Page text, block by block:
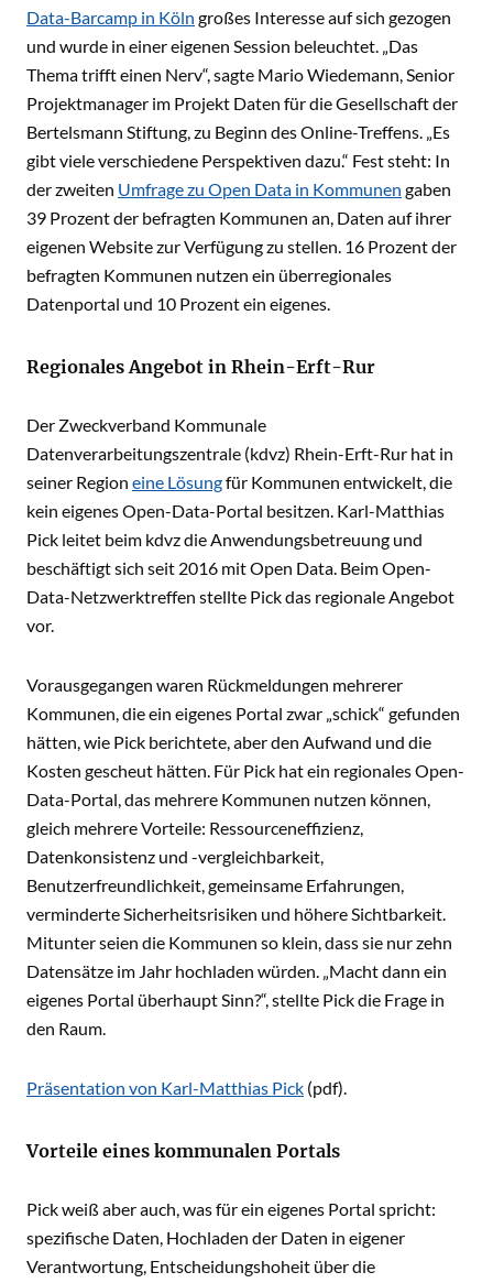
Data-Barcamp in Köln großes Interesse auf sich gezogen
und wurde in einer eigenen Session beleuchtet. „Das
Thema trifft einen Nerv“, sagte Mario Wiedemann, Senior
Projektmanager im Projekt Daten für die Gesellschaft der
Bertelsmann Stiftung, zu Beginn des Online-Treffens. „Es
gibt viele verschiedene Perspektiven dazu.“ Fest steht: In
der zweiten Umfrage zu Open Data in Kommunen gaben
39 Prozent der befragten Kommunen an, Daten auf ihrer
eigenen Website zur Verfügung zu stellen. 16 Prozent der
befragten Kommunen nutzen ein überregionales
Datenportal und 10 Prozent ein eigenes.
Regionales Angebot in Rhein-Erft-Rur
Der Zweckverband Kommunale
Datenverarbeitungszentrale (kdvz) Rhein-Erft-Rur hat in
seiner Region eine Lösungfür Kommunen entwickelt, die
kein eigenes Open-Data-Portal besitzen. Karl-Matthias
Pick leitet beim kdvz die Anwendungsbetreuung und
beschäftigt sich seit 2016 mit Open Data. Beim Open-
Data-Netzwerktreffen stellte Pick das regionale Angebot
vor.
Vorausgegangen waren Rückmeldungen mehrerer
Kommunen, die ein eigenes Portal zwar „schick“ gefunden
hätten, wie Pick berichtete, aber den Aufwand und die
Kosten gescheut hätten. Für Pick hat ein regionales Open-
Data-Portal, das mehrere Kommunen nutzen können,
gleich mehrere Vorteile: Ressourceneffizienz,
Datenkonsistenz und -vergleichbarkeit,
Benutzerfreundlichkeit, gemeinsame Erfahrungen,
verminderte Sicherheitsrisiken und höhere Sichtbarkeit.
Mitunter seien die Kommunen so klein, dass sie nur zehn
Datensätze im Jahr hochladen würden. „Macht dann ein
eigenes Portal überhaupt Sinn?“, stellte Pick die Frage in
den Raum.
Präsentation von Karl-Matthias Pick (pdf).
Vorteile eines kommunalen Portals
Pick weiß aber auch, was für ein eigenes Portal spricht:
spezifische Daten, Hochladen der Daten in eigener
Verantwortung, Entscheidungshoheit über die